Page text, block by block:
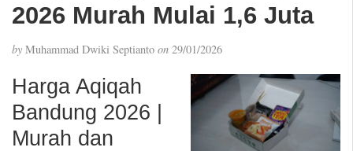
t
2026 Murah Mulai 1,6 Juta
by Muhammad Dwiki Septianto on 29/01/2026
Harga Aqiqah
Bandung 2026 |
Murah dan